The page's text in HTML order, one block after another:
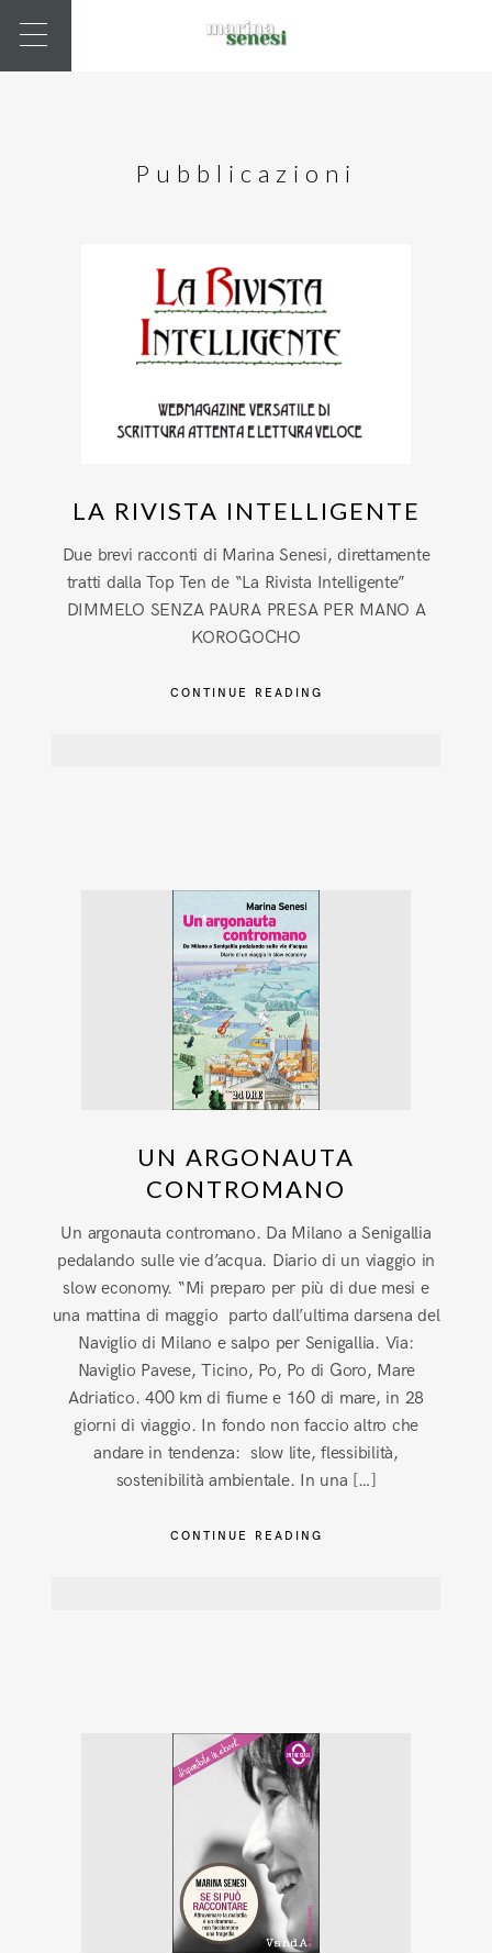
Pubblicazioni
LA RIVISTA INTELLIGENTE
Due brevi racconti di Marina Senesi, direttamente
tratti dalla Top Ten de “La Rivista Intelligente”
DIMMELO SENZA PAURA PRESA PER MANO A
KOROGOCHO
CONTINUE READING
UN ARGONAUTA
CONTROMANO
Un argonauta contromano. Da Milano a Senigallia
pedalando sulle vie d’acqua. Diario di un viaggio in
slow economy. “Mi preparo per più di due mesi e
una mattina di maggio parto dall’ultima darsena del
Naviglio di Milano e salpo per Senigallia. Via:
Naviglio Pavese, Ticino, Po, Po di Goro, Mare
Adriatico. 400 km di fiume e 160 di mare, in 28
giorni di viaggio. In fondo non faccio altro che
andare in tendenza: slow lite, flessibilità,
sostenibilità ambientale. In una […]
CONTINUE READING